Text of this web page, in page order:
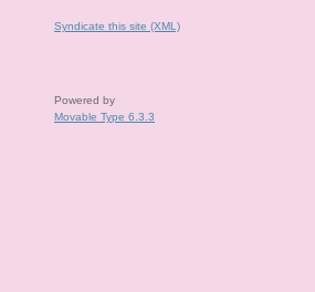
Syndicate this site (XML)
Powered by
Movable Type 6.3.3